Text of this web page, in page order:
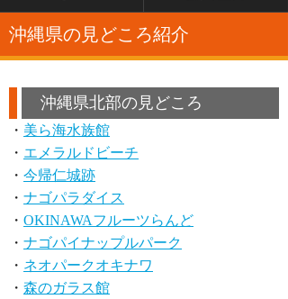
沖縄県の見どころ紹介
沖縄県北部の見どころ
・ 美ら海水族館
・ エメラルドビーチ
・ 今帰仁城跡
・ ナゴパラダイス
・ OKINAWAフルーツらんど
・ ナゴパイナップルパーク
・ ネオパークオキナワ
・ 森のガラス館